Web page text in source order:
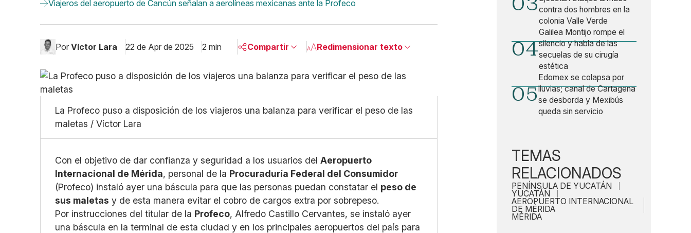
Viajeros del aeropuerto de Cancún señalan a aerolíneas mexicanas ante la Profeco
Por Víctor Lara 22 de Apr de 2025 2 min Compartir
Linkedin
Whatsapp
Redimensionar texto
Pequeño
La Profeco puso a disposición de los viajeros una balanza para verificar el peso de las
maletas / Víctor Lara
Con el objetivo de dar confianza y seguridad a los usuarios delAeropuerto
Internacional de Mérida, personal de la Procuraduría Federal del Consumidor
(Profeco) instaló ayer una báscula para que las personas puedan constatar el peso de
sus maletas y de esta manera evitar el cobro de cargos extra por sobrepeso.
Por instrucciones del titular de la Profeco, Alfredo Castillo Cervantes, se instaló ayer
una báscula en la terminal de esta ciudad y en los principales aeropuertos del país para
contra dos hombres en la
colonia Valle Verde
04
Galilea Montijo rompe el
silencio y habla de las
secuelas de su cirugía
estética
05
Edomex se colapsa por
lluvias; canal de Cartagena
se desborda y Mexibús
queda sin servicio
TEMAS
RELACIONADOS
PENÍNSULA DE YUCATÁN
YUCATÁN
AEROPUERTO INTERNACIONAL
DE MÉRIDA
MÉRIDA